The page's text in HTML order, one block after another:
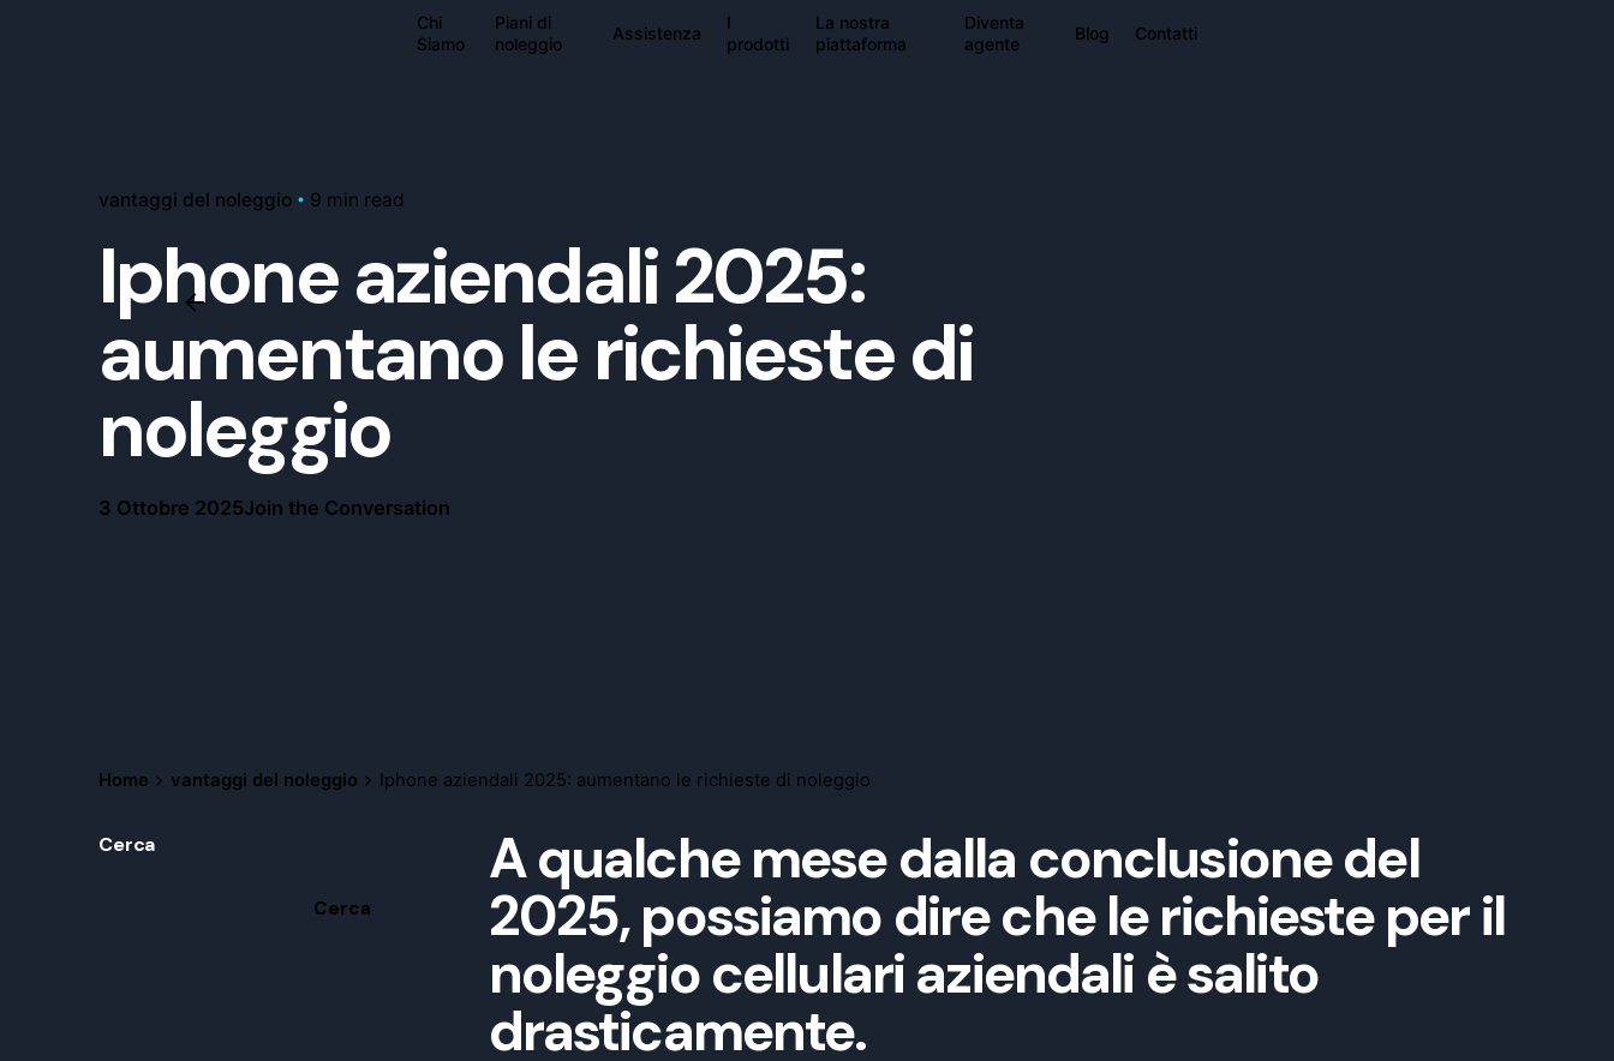
Chi
Siamo
Piani di
noleggio
Assistenza
I
prodotti
La nostra
piattaforma
Diventa
agente
Blog Contatti
vantaggi del noleggio 9 min read
Iphone aziendali 2025:
aumentano le richieste di
noleggio
3 Ottobre 2025Join the Conversation
Home vantaggi del noleggio Iphone aziendali 2025: aumentano le richieste di noleggio
Cerca
Cerca
A qualche mese dalla conclusione del
2025, possiamo dire che le richieste per il
noleggio cellulari aziendali è salito
drasticamente.